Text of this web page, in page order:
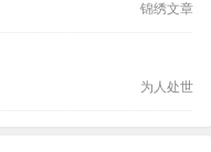
锦绣文章
为人处世